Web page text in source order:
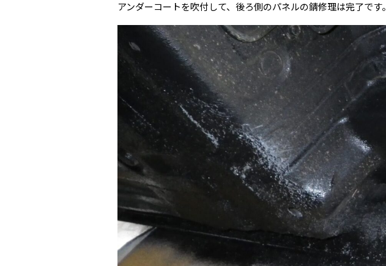
アンダーコートを吹付して、後ろ側のパネルの錆修理は完了です。